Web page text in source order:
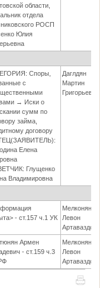
области,
отдела
РОСП
Юлия
Споры,
с
→ Иски о
сумм по
займа,
договору
Елена
Глущенко
Владимировна
Даглдян
Мартин
Григорьевич
- ст.157 ч.1 УК
Мелконян
Левон
Армен
- ст.159 ч.3
Мелконян
Левон